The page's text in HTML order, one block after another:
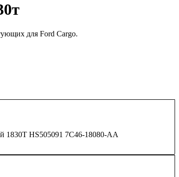
для Ford Cargo.
1830Т HS505091 7C46-18080-AA